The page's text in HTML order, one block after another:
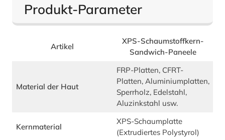
Produkt-Parameter
Artikel
XPS-Schaumstoffkern-
Sandwich-Paneele
Material der Haut
FRP-Platten, CFRT-
Platten, Aluminiumplatten,
Sperrholz, Edelstahl,
Aluzinkstahl usw.
Kernmaterial
XPS-Schaumplatte
(Extrudiertes Polystyrol)